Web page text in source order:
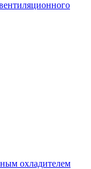
охладителем